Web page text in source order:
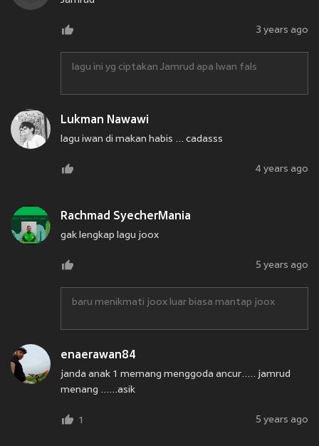
3 years ago
lagu ini yg ciptakan Jamrud apa Iwan fals
Lukman Nawawi
lagu iwan di makan habis ... cadasss
4 years ago
Rachmad SyecherMania
gak lengkap lagu joox
5 years ago
baru menikmati joox luar biasa mantap joox
enaerawan84
janda anak 1 memang menggoda ancur..... jamrud
menang ......asik
1 5 years ago